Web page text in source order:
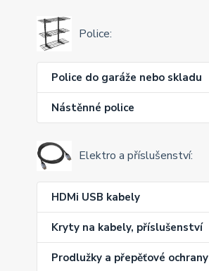
Police:
Police do garáže nebo skladu
Nástěnné police
Elektro a příslušenství:
HDMi USB kabely
Kryty na kabely, příslušenství
Prodlužky a přepěťové ochrany